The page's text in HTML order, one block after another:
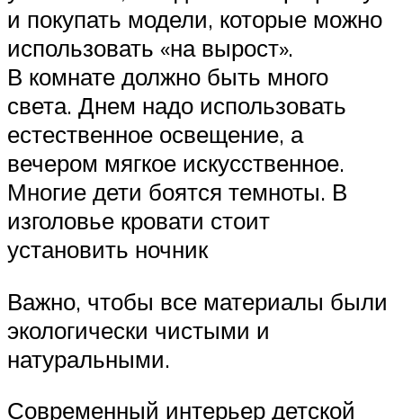
и покупать модели, которые можно
использовать «на вырост».
В комнате должно быть много
света. Днем надо использовать
естественное освещение, а
вечером мягкое искусственное.
Многие дети боятся темноты. В
изголовье кровати стоит
установить ночник
Важно, чтобы все материалы были
экологически чистыми и
натуральными.
Современный интерьер детской